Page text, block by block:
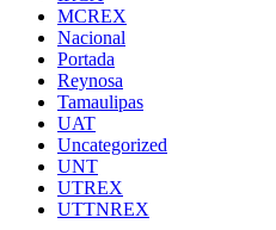
MCREX
Nacional
Portada
Reynosa
Tamaulipas
UAT
Uncategorized
UNT
UTREX
UTTNREX